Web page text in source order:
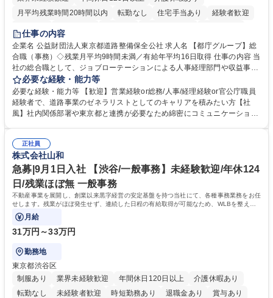
月平均残業時間20時間以内
転勤なし 住宅手当あり
経験者歓迎
研修あり
退職金あり
駅近5分以内
資格取得手当あり 食事補助あり
仕事の内容
企業名 公益財団法人東京都道路整備保全公社 求人名 【都庁グループ】総
合職（事務）◇残業月平均9時間未満／有給年平均16日取得 仕事の内容 当
社の総合職として、ジョブローテーションによる人事経理部門や収益事業
等のフロント部門の部署等幅広い部署での業務をお任せいたします。研修
制度やキャリア支援が充実しております！ ※下記業務詳細 【業務詳細】■
管理部門：広報、人事、経理など当公社の運営に係る管理業務 ■収益部
門：駐車場の新規開拓、管理運営、新宿駅西口広場の「イベントコーナ
道路施設や道路工事現場の見学ツアー事業 ※入社後は上記いずれかの部門
へ配属。※業務内容変更の範囲：会社の定める業務 募集職種 【都庁グル
ープ】総合職（事務）◇残業月平均9時間未満／有給年平均16日取得
必要な経験・能力等
必要な経験・能力等 【歓迎】営業経験or総務/人事/経理経験or官公庁職員
経験者で、道路事業のゼネラリストとしてのキャリアを積みたい方【社
風】社内関係部署や東京都と連携が必要なため綿密にコミュニケーション
部門など多岐に渡る業務を経験できます。 ■様々なプロジェクト：駐車場
事業の他、新宿駅西口広場内に設置された照明を兼ねた広告「ブライトサ
イン」の管理運営を行うなど、事業収益を生み出す活動を積極的に行って
います。 学歴・資格 学歴：大学院 大学 高専 短大 専修学校 高校 語学力：
資格：
正社員
株式会社山和
急募|9月1日入社 【渋谷/一般事務】未経験歓迎/年休124
日/残業ほぼ無 一般事務
不動産事業を展開し、創業以来黒字経営の安定基盤を持つ当社にて、各種事務業務をお任
せします。残業がほぼ発生せず、連続した日程の有給取得が可能なため、WLBを整えた
い方にお勧めの環境です！
月給
31万円～33万円
勤務地
東京都渋谷区
制服あり
業界未経験歓迎 年間休日120日以上
介護休暇あり
転勤なし
未経験者歓迎 時短勤務あり 退職金あり 賞与あり